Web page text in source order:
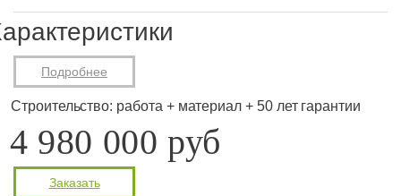
Подробнее
Строительство: работа + материал + 50 лет гарантии
4 980 000 руб
Заказать